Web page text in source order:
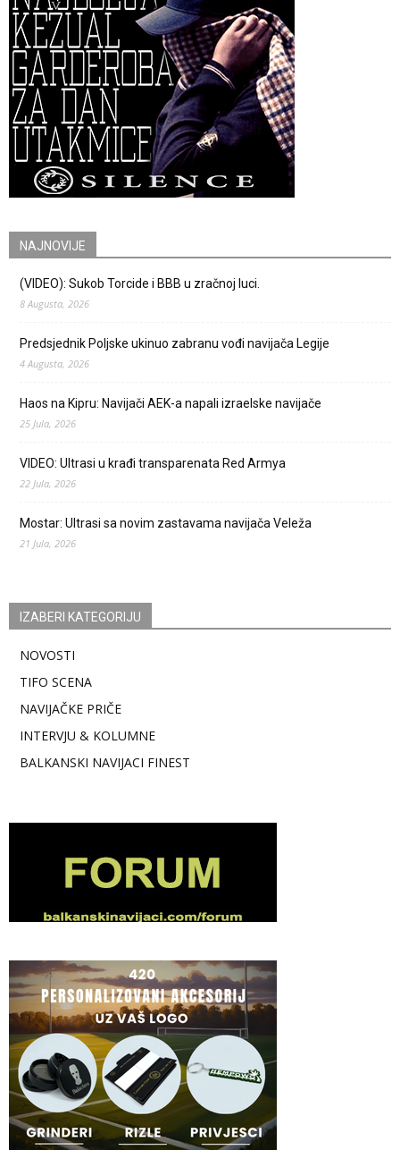
NAJNOVIJE
(VIDEO): Sukob Torcide i BBB u zračnoj luci.
8 Augusta, 2026
Predsjednik Poljske ukinuo zabranu vođi navijača Legije
4 Augusta, 2026
Haos na Kipru: Navijači AEK-a napali izraelske navijače
25 Jula, 2026
VIDEO: Ultrasi u krađi transparenata Red Armya
22 Jula, 2026
Mostar: Ultrasi sa novim zastavama navijača Veleža
21 Jula, 2026
IZABERI KATEGORIJU
NOVOSTI
TIFO SCENA
NAVIJAČKE PRIČE
INTERVJU & KOLUMNE
BALKANSKI NAVIJACI FINEST